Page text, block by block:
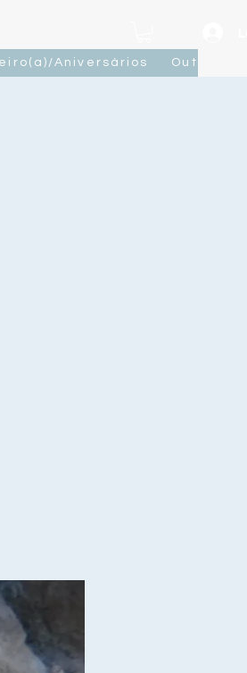
Aniversários Outras